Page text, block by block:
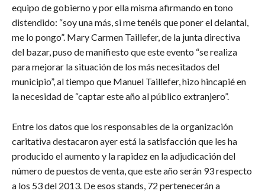
equipo de gobierno y por ella misma afirmando en tono
distendido: “soy una más, si me tenéis que poner el delantal,
me lo pongo”. Mary Carmen Taillefer, de la junta directiva
del bazar, puso de manifiesto que este evento “se realiza
para mejorar la situación de los más necesitados del
municipio”, al tiempo que Manuel Taillefer, hizo hincapié en
la necesidad de “captar este año al público extranjero”.
Entre los datos que los responsables de la organización
caritativa destacaron ayer está la satisfacción que les ha
producido el aumento y la rapidez en la adjudicación del
número de puestos de venta, que este año serán 93 respecto
a los 53 del 2013. De esos stands, 72 pertenecerán a